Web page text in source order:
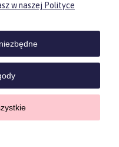
POMOC MOJE
Shoper.pl
w naszej Polityce
zakup.